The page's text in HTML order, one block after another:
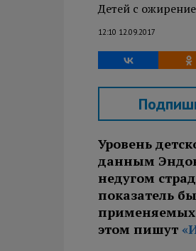
Детей с
12:10 12.09.2017
Уровень
данным
недугом
показатель
применяемых
этом пишут